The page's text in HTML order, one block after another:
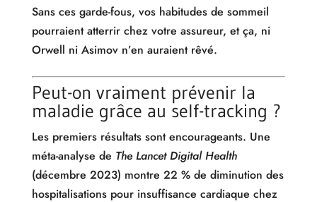
Sans ces garde-fous, vos habitudes de sommeil
pourraient atterrir chez votre assureur, et ça, ni
Orwell ni Asimov n’en auraient rêvé.
Peut-on vraiment prévenir la
maladie grâce au self-tracking ?
Les premiers résultats sont encourageants. Une
méta-analyse de The Lancet Digital Health
(décembre 2023) montre 22 % de diminution des
hospitalisations pour insuffisance cardiaque chez